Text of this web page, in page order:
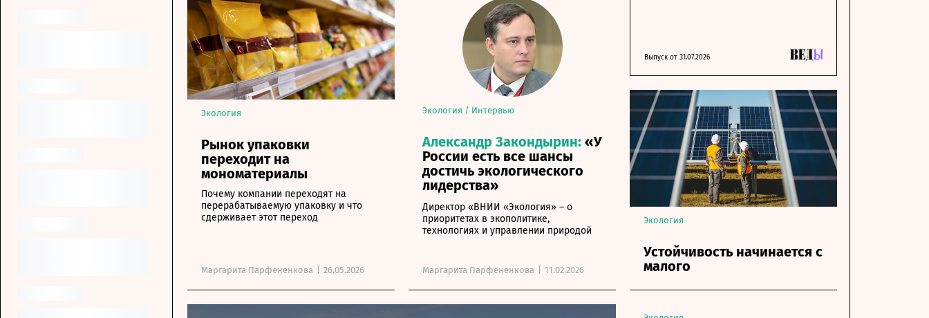
Выпуск от 31.07.2026
Экология
Рынок упаковки
переходит на
мономатериалы
Почему компании переходят на
перерабатываемую упаковку и что
сдерживает этот переход
Маргарита Парфененкова 26.05.2026
Экология / Интервью
Александр Закондырин: «У
России есть все шансы
достичь экологического
лидерства»
Директор «ВНИИ «Экология» – о
приоритетах в экополитике,
технологиях и управлении природой
Маргарита Парфененкова 11.02.2026
Экология
Устойчивость начинается с
малого